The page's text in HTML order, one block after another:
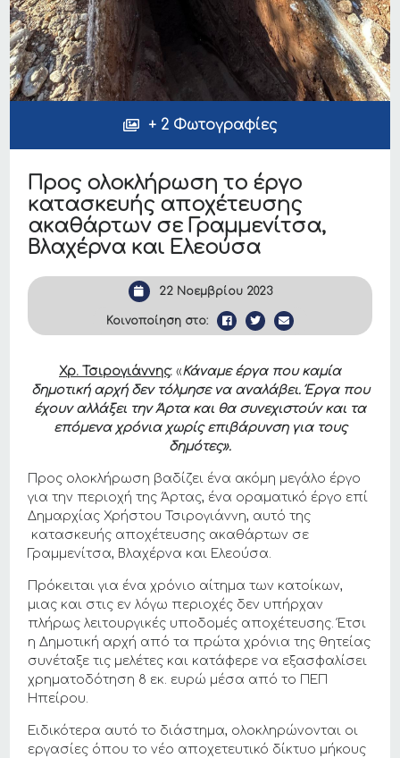
+ 2 Φωτογραφίες
Προς ολοκλήρωση το έργο
κατασκευής αποχέτευσης
ακαθάρτων σε Γραμμενίτσα,
Βλαχέρνα και Ελεούσα
22 Νοεμβρίου 2023
Κοινοποίηση στο:
Χρ. Τσιρογιάννης: «Κάναμε έργα που καμία
δημοτική αρχή δεν τόλμησε να αναλάβει. Έργα που
έχουν αλλάξει την Άρτα και θα συνεχιστούν και τα
επόμενα χρόνια χωρίς επιβάρυνση για τους
δημότες».
Προς ολοκλήρωση βαδίζει ένα ακόμη μεγάλο έργο
για την περιοχή της Άρτας, ένα οραματικό έργο επί
Δημαρχίας Χρήστου Τσιρογιάννη, αυτό της
κατασκευής αποχέτευσης ακαθάρτων σε
Γραμμενίτσα, Βλαχέρνα και Ελεούσα.
Πρόκειται για ένα χρόνιο αίτημα των κατοίκων,
μιας και στις εν λόγω περιοχές δεν υπήρχαν
πλήρως λειτουργικές υποδομές αποχέτευσης. Έτσι
η Δημοτική αρχή από τα πρώτα χρόνια της θητείας
συνέταξε τις μελέτες και κατάφερε να εξασφαλίσει
χρηματοδότηση 8 εκ. ευρώ μέσα από το ΠΕΠ
Ηπείρου.
Ειδικότερα αυτό το διάστημα, ολοκληρώνονται οι
εργασίες όπου το νέο αποχετευτικό δίκτυο μήκους